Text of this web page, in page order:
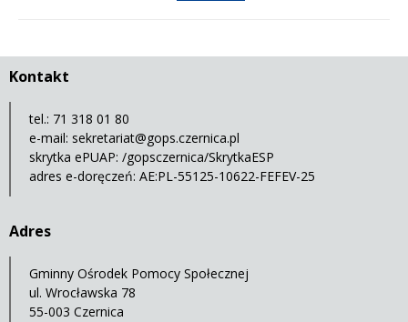
Kontakt
tel.: 71 318 01 80
e-mail: sekretariat@gops.czernica.pl
skrytka ePUAP: /gopsczernica/SkrytkaESP
adres e-doręczeń: AE:PL-55125-10622-FEFEV-25
Adres
Gminny Ośrodek Pomocy Społecznej
ul. Wrocławska 78
55-003 Czernica